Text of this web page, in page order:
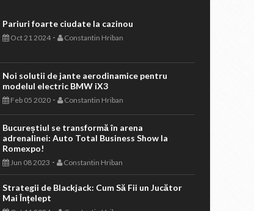
Pariuri foarte ciudate la cazinou
Oct 21 2024- Constantin Hriban
Noi solutii de jante aerodinamice pentru
modelul electric BMW iX3
Feb 05 2020- Constantin Hriban
Bucureștiul se transformă în arena
adrenalinei: Auto Total Business Show la
Romexpo!
Jun 08 2023 - Constantin Hriban
Strategii de Blackjack: Cum Să Fii un Jucător
Mai Înțelept